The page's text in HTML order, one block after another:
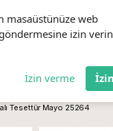
masaüstünüze web
izin
İzin verme
Tesettür Mayo 25264